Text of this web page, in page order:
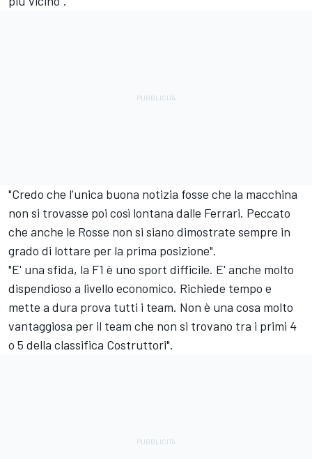
"Credo che l'unica buona notizia fosse che la macchina
non si trovasse poi così lontana dalle Ferrari. Peccato
che anche le Rosse non si siano dimostrate sempre in
grado di lottare per la prima posizione".
"E' una sfida, la F1 è uno sport difficile. E' anche molto
dispendioso a livello economico. Richiede tempo e
mette a dura prova tutti i team. Non è una cosa molto
vantaggiosa per il team che non si trovano tra i primi 4
o 5 della classifica Costruttori".